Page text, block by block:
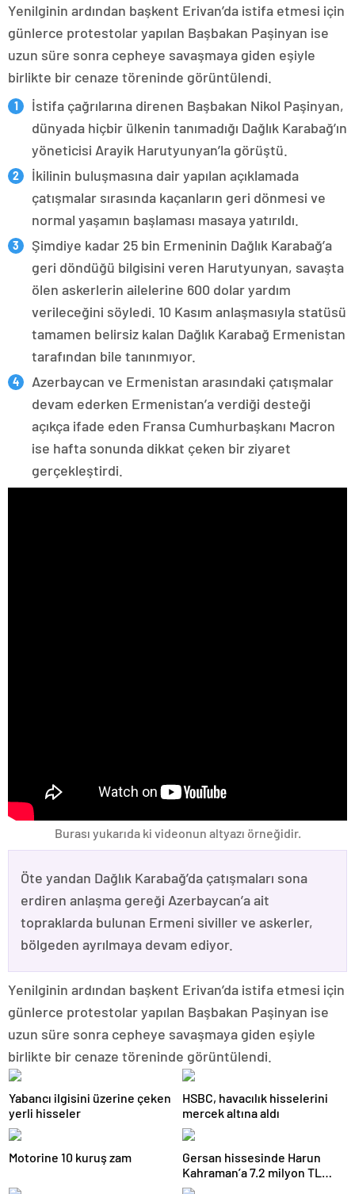
Yenilginin ardından başkent Erivan’da istifa etmesi için
günlerce protestolar yapılan Başbakan Paşinyan ise
uzun süre sonra cepheye savaşmaya giden eşiyle
birlikte bir cenaze töreninde görüntülendi.
İstifa çağrılarına direnen Başbakan Nikol Paşinyan,
dünyada hiçbir ülkenin tanımadığı Dağlık Karabağ’ın
yöneticisi Arayik Harutyunyan’la görüştü.
İkilinin buluşmasına dair yapılan açıklamada
çatışmalar sırasında kaçanların geri dönmesi ve
normal yaşamın başlaması masaya yatırıldı.
Şimdiye kadar 25 bin Ermeninin Dağlık Karabağ’a
geri döndüğü bilgisini veren Harutyunyan, savaşta
ölen askerlerin ailelerine 600 dolar yardım
verileceğini söyledi. 10 Kasım anlaşmasıyla statüsü
tamamen belirsiz kalan Dağlık Karabağ Ermenistan
tarafından bile tanınmıyor.
Azerbaycan ve Ermenistan arasındaki çatışmalar
devam ederken Ermenistan’a verdiği desteği
açıkça ifade eden Fransa Cumhurbaşkanı Macron
ise hafta sonunda dikkat çeken bir ziyaret
gerçekleştirdi.
Burası yukarıda ki videonun altyazı örneğidir.
Öte yandan Dağlık Karabağ’da çatışmaları sona
erdiren anlaşma gereği Azerbaycan’a ait
topraklarda bulunan Ermeni siviller ve askerler,
bölgeden ayrılmaya devam ediyor.
Yenilginin ardından başkent Erivan’da istifa etmesi için
günlerce protestolar yapılan Başbakan Paşinyan ise
uzun süre sonra cepheye savaşmaya giden eşiyle
birlikte bir cenaze töreninde görüntülendi.
Yabancı ilgisini üzerine çeken
yerli hisseler
HSBC, havacılık hisselerini
mercek altına aldı
Motorine 10 kuruş zam
Gersan hissesinde Harun
Kahraman’a 7.2 milyon TL
para cezası